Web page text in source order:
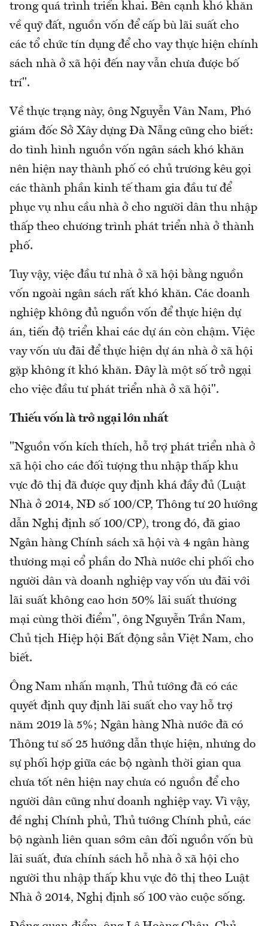
trong quá trình triển khai. Bên cạnh khó khăn
về quỹ đất, nguồn vốn để cấp bù lãi suất cho
các tổ chức tín dụng để cho vay thực hiện chính
sách nhà ở xã hội đến nay vẫn chưa được bố
trí".
Về thực trạng này, ông Nguyễn Vân Nam, Phó
giám đốc Sở Xây dựng Đà Nẵng cũng cho biết:
do tình hình nguồn vốn ngân sách khó khăn
nên hiện nay thành phố có chủ trương kêu gọi
các thành phần kinh tế tham gia đầu tư để
phục vụ nhu cầu nhà ở cho người dân thu nhập
thấp theo chương trình phát triển nhà ở thành
phố.
Tuy vậy, việc đầu tư nhà ở xã hội bằng nguồn
vốn ngoài ngân sách rất khó khăn. Các doanh
nghiệp không đủ nguồn vốn để thực hiện dự
án, tiến độ triển khai các dự án còn chậm. Việc
vay vốn ưu đãi để thực hiện dự án nhà ở xã hội
gặp không ít khó khăn. Đây là một số trở ngại
cho việc đầu tư phát triển nhà ở xã hội".
Thiếu vốn là trở ngại lớn nhất
"Nguồn vốn kích thích, hỗ trợ phát triển nhà ở
xã hội cho các đối tượng thu nhập thấp khu
vực đô thị đã được quy định khá đầy đủ (Luật
Nhà ở 2014, NĐ số 100/CP, Thông tư 20 hướng
dẫn Nghị định số 100/CP), trong đó, đã giao
Ngân hàng Chính sách xã hội và 4 ngân hàng
thương mại cổ phần do Nhà nước chi phối cho
người dân và doanh nghiệp vay vốn ưu đãi với
lãi suất không cao hơn 50% lãi suất thương
mại cùng thời điểm", ông Nguyễn Trần Nam,
Chủ tịch Hiệp hội Bất động sản Việt Nam, cho
biết.
Ông Nam nhấn mạnh, Thủ tướng đã có các
quyết định quy định lãi suất cho vay hỗ trợ
năm 2019 là 5%; Ngân hàng Nhà nước đã có
Thông tư số 25 hướng dẫn thực hiện, nhưng do
sự phối hợp giữa các bộ ngành thời gian qua
chưa tốt nên hiện nay chưa có nguồn để cho
người dân cũng như doanh nghiệp vay. Vì vậy,
đề nghị Chính phủ, Thủ tướng Chính phủ, các
bộ ngành liên quan sớm cân đối nguồn vốn bù
lãi suất, đưa chính sách hỗ nhà ở xã hội cho
người thu nhập thấp khu vực đô thị theo Luật
Nhà ở 2014, Nghị định số 100 vào cuộc sống.